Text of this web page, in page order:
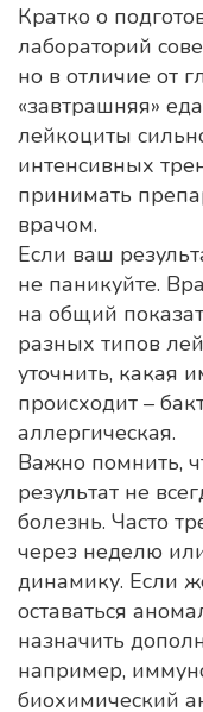
Кратко о
лабораторий
но в отличие от
«завтрашняя»
лейкоциты
интенсивных
принимать
врачом.
Если ваш
не паникуйте.
на общий
разных типов
уточнить, какая
происходит –
аллергическая.
Важно помнить,
результат не
болезнь. Часто
через неделю
динамику. Если
оставаться
назначить
например,
биохимический